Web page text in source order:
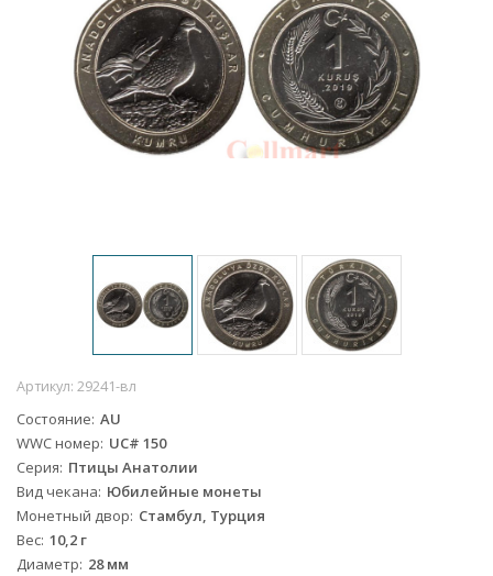
Артикул: 29241-вл
Состояние AU
WWC номер UC# 150
Серия Птицы Анатолии
Вид чекана Юбилейные монеты
Монетный двор Стамбул, Турция
Вес 10,2 г
Диаметр 28 мм